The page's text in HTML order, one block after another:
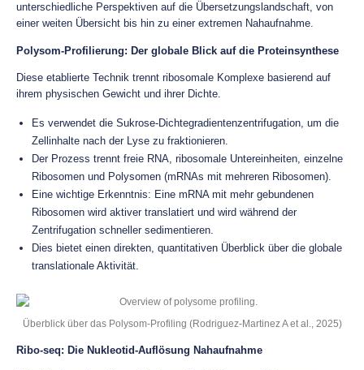
unterschiedliche Perspektiven auf die Übersetzungslandschaft, von
einer weiten Übersicht bis hin zu einer extremen Nahaufnahme.
Polysom-Profilierung: Der globale Blick auf die Proteinsynthese
Diese etablierte Technik trennt ribosomale Komplexe basierend auf
ihrem physischen Gewicht und ihrer Dichte.
Es verwendet die Sukrose-Dichtegradientenzentrifugation, um die
Zellinhalte nach der Lyse zu fraktionieren.
Der Prozess trennt freie RNA, ribosomale Untereinheiten, einzelne
Ribosomen und Polysomen (mRNAs mit mehreren Ribosomen).
Eine wichtige Erkenntnis: Eine mRNA mit mehr gebundenen
Ribosomen wird aktiver translatiert und wird während der
Zentrifugation schneller sedimentieren.
Dies bietet einen direkten, quantitativen Überblick über die globale
translationale Aktivität.
Überblick über das Polysom-Profiling (Rodriguez-Martinez A et al., 2025)
Ribo-seq: Die Nukleotid-Auflösung Nahaufnahme